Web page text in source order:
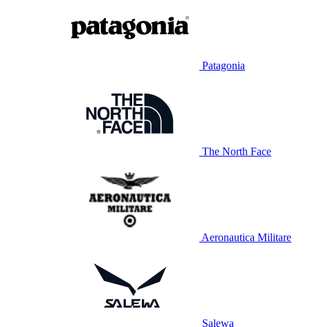
Patagonia
The North Face
Aeronautica Militare
Salewa